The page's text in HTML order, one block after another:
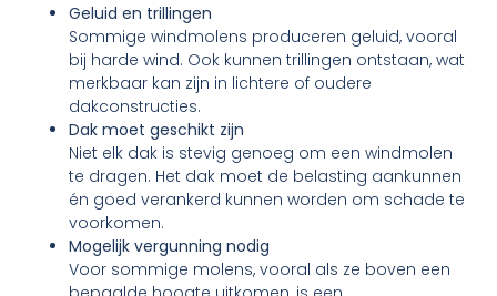
Geluid en trillingen
Sommige windmolens produceren geluid, vooral
bij harde wind. Ook kunnen trillingen ontstaan, wat
merkbaar kan zijn in lichtere of oudere
dakconstructies.
Dak moet geschikt zijn
Niet elk dak is stevig genoeg om een windmolen
te dragen. Het dak moet de belasting aankunnen
én goed verankerd kunnen worden om schade te
voorkomen.
Mogelijk vergunning nodig
Voor sommige molens, vooral als ze boven een